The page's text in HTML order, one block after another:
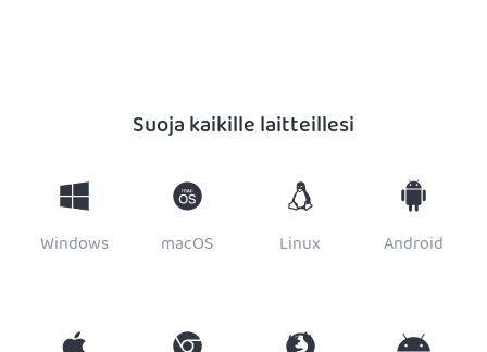
Suoja kaikille laitteillesi
Windows macOS Linux Android